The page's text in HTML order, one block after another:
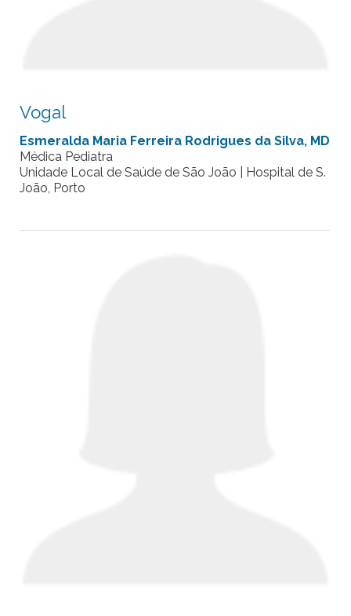
Vogal
Esmeralda Maria Ferreira Rodrigues da Silva, MD
Médica Pediatra
Unidade Local de Saúde de São João
| Hospital de S.
João, Porto